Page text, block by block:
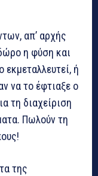
απ’ αρχής
η φύση και
εκμεταλλευτεί, ή
να το έφτιαξε ο
τη διαχείριση
Πωλούν τη
της